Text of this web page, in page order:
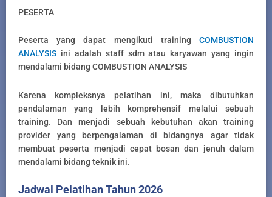
PESERTA
Peserta yang dapat mengikuti training COMBUSTION
ANALYSIS ini adalah staff sdm atau karyawan yang ingin
mendalami bidang COMBUSTION ANALYSIS
Karena kompleksnya pelatihan ini, maka dibutuhkan
pendalaman yang lebih komprehensif melalui sebuah
training. Dan menjadi sebuah kebutuhan akan training
provider yang berpengalaman di bidangnya agar tidak
membuat peserta menjadi cepat bosan dan jenuh dalam
mendalami bidang teknik ini.
Jadwal Pelatihan Tahun 2026